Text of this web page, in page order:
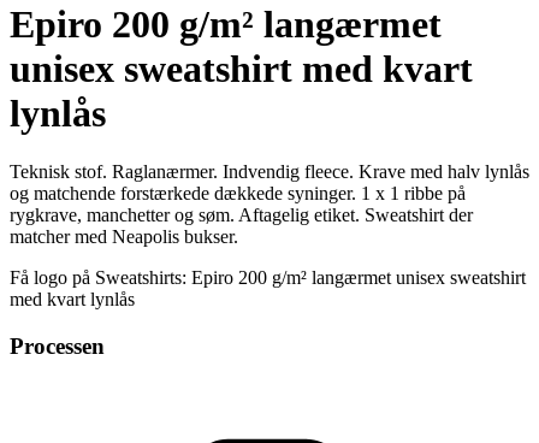
Epiro 200 g/m² langærmet
unisex sweatshirt med kvart
lynlås
Teknisk stof. Raglanærmer. Indvendig fleece. Krave med halv lynlås
og matchende forstærkede dækkede syninger. 1 x 1 ribbe på
rygkrave, manchetter og søm. Aftagelig etiket. Sweatshirt der
matcher med Neapolis bukser.
Få logo på Sweatshirts: Epiro 200 g/m² langærmet unisex sweatshirt
med kvart lynlås
Processen